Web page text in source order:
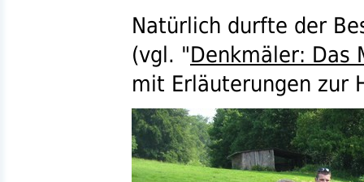
Natürlich durfte der
(vgl. "Denkmäler: Das
mit Erläuterungen zur